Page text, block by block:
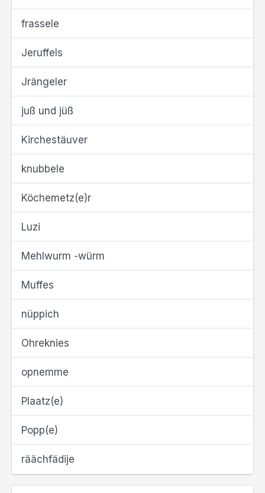
frassele
Jeruffels
Jrängeler
juß und jüß
Kirchestäuver
knubbele
Köchemetz(e)r
Luzi
Mehlwurm -würm
Muffes
nüppich
Ohreknies
opnemme
Plaatz(e)
Popp(e)
räächfädije